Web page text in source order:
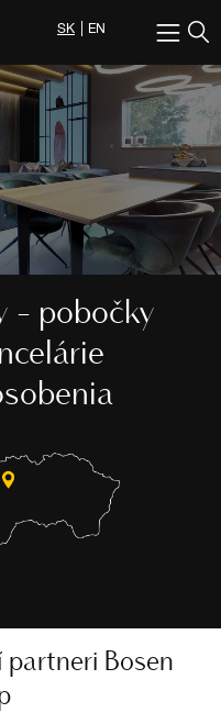
SK EN
- pobočky
Bosen